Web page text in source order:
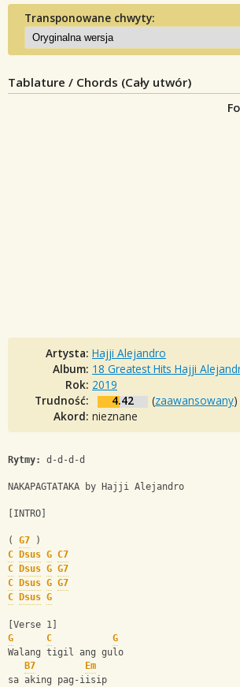
Transponowane chwyty:
Tablature / Chords (Cały utwór)
Artysta: Hajji Alejandro
Album: 18 Greatest Hits Hajji
Rok: 2019
Trudność:
4.42 (zaawansowany)
Akord: nieznane
Rytmy: d-d-d-d
NAKAPAGTATAKA by Hajji Alejandro
[INTRO]
( G7 )
C
Dsus G C7
C
Dsus G G7
C
Dsus G G7
C
Dsus G
[Verse 1]
G
C
G
Walang tigil ang gulo
B7
Em
sa aking pag-iisip